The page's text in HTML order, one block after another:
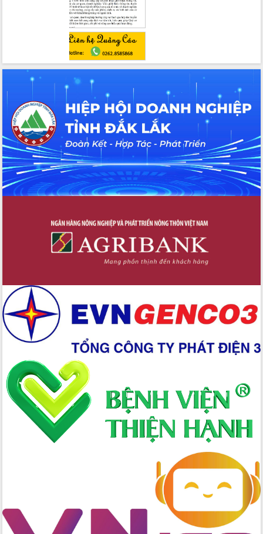
Đắk Lắk phát động hưởng ứng Ngày
Quyền của người tiêu dùng Việt Nam
Đẩy mạnh cải cách hành chính, quyết
tâm đạt được mục tiêu tăng trưởng
hai con số trong năm 2026
Tổ chức trang trọng Lễ hội Đền thờ
Lương Văn Chánh năm 2026
Phó Bí thư Tỉnh ủy Đắk Lắk Đỗ Hữu
Huy giữ chức Bí thư Đảng ủy Ủy Ban
Nhân dân tỉnh
Bệnh án điện tử thúc đẩy chuyển đổi
số y tế tại Đắk Lắk
Chuyển đổi số thư viện: Mở rộng
chức diễn tập trước ngày bầu cử
Chương trình “Gặp gỡ hữu nghị –
Friendship Meeting New Year 2026”
Bầu cử Quốc hội và HĐND: Cử tri Đắk
phiếu
Đắk Lắk sẵn sàng các điều kiện cho
Ngày hội bầu cử đại biểu Quốc hội
khóa XVI và HĐND các cấp nhiệm kỳ
2026-2031
Đảm bảo cuộc bầu cử đại biểu Quốc
hội và đại biểu HĐND các cấp diễn ra
an toàn, hiệu quả, đúng quy định
Thủ tướng Chính phủ Phạm Minh Chính
kiểm tra, chỉ đạo hoàn thành các dự
án cao tốc và thăm khu tái định cư tại
Sôi nổi Hội đua ngựa truyền thống Gò
trưởng đạt 5,86% trong năm 2026
UBND tỉnh Đắk Lắk triển khai công tác